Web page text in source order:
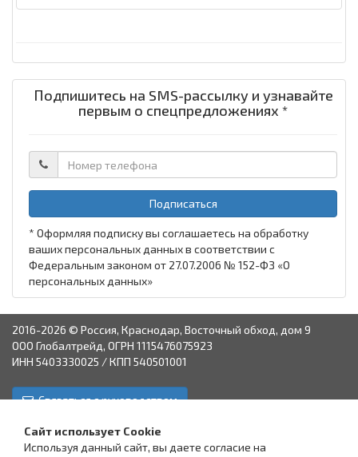
Подпишитесь на SMS-рассылку и узнавайте
первым о спецпредложениях *
Подписаться
* Оформляя подписку вы соглашаетесь на обработку
ваших персональных данных в соответствии с
Федеральным законом от 27.07.2006 № 152-ФЗ «О
персональных данных»
2016-2026 © Россия, Краснодар, Восточный обход, дом 9
ООО Глобалтрейд, ОГРН 1115476075923
ИНН 5403330025 / КПП 540501001
Связаться с руководством
Сайт использует Cookie
Используя данный сайт, вы даете согласие на